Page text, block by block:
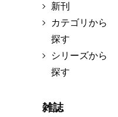
新刊
カテゴリから
探す
シリーズから
探す
雑誌